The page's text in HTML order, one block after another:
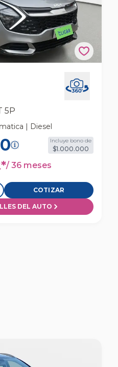
2wd 8at 5p Station
5P
| Diesel
Incluye bono de
$1.000.000
*/ 36 meses
COTIZAR
DEL AUTO